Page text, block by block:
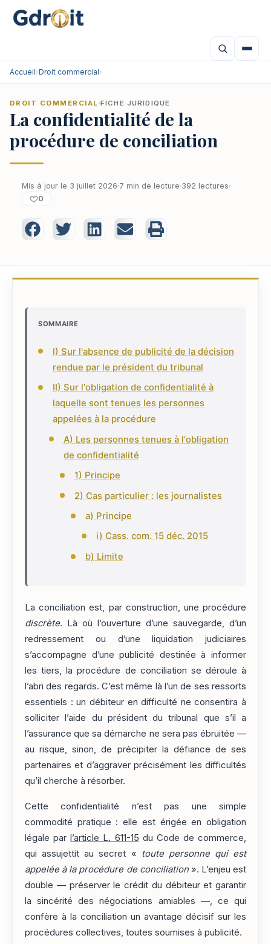
Accueil›Droit commercial›
DROIT COMMERCIAL FICHE JURIDIQUE
La confidentialité de la
procédure de conciliation
Mis à jour le 3 juillet 2026 7 min de lecture 392 lectures
0
SOMMAIRE
I) Sur l'absence de publicité de la décision
rendue par le président du tribunal
II) Sur l'obligation de confidentialité à
laquelle sont tenues les personnes
appelées à la procédure
A) Les personnes tenues à l'obligation
de confidentialité
1) Principe
2) Cas particulier : les journalistes
a) Principe
i) Cass. com. 15 déc. 2015
b) Limite
La conciliation est, par construction, une procédure
discrète. Là où l’ouverture d’une sauvegarde, d’un
redressement ou d’une liquidation judiciaires
s’accompagne d’une publicité destinée à informer
les tiers, la procédure de conciliation se déroule à
l’abri des regards. C’est même là l’un de ses ressorts
essentiels : un débiteur en difficulté ne consentira à
solliciter l’aide du président du tribunal que s’il a
l’assurance que sa démarche ne sera pas ébruitée —
au risque, sinon, de précipiter la défiance de ses
partenaires et d’aggraver précisément les difficultés
qu’il cherche à résorber.
Cette confidentialité n’est pas une simple
commodité pratique : elle est érigée en obligation
légale parl’article L. 611-15 du Code de commerce,
qui assujettit au secret « toute personne qui est
appelée à la procédure de conciliation». L’enjeu est
double — préserver le crédit du débiteur et garantir
la sincérité des négociations amiables —, ce qui
confère à la conciliation un avantage décisif sur les
procédures collectives, toutes soumises à publicité.